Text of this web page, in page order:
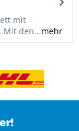
mit
Mit den...mehr